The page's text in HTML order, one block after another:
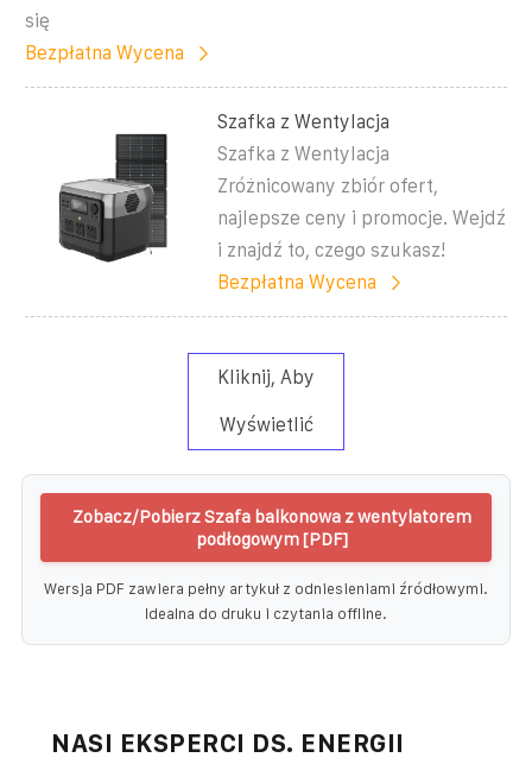
się
Bezpłatna Wycena
Szafka z Wentylacja
Szafka z Wentylacja
Zróżnicowany zbiór ofert,
najlepsze ceny i promocje. Wejdź
i znajdź to, czego szukasz!
Bezpłatna Wycena
Kliknij, Aby
Wyświetlić
Zobacz/Pobierz Szafa balkonowa z wentylatorem
podłogowym [PDF]
Wersja PDF zawiera pełny artykuł z odniesieniami źródłowymi.
Idealna do druku i czytania offline.
NASI EKSPERCI DS. ENERGII